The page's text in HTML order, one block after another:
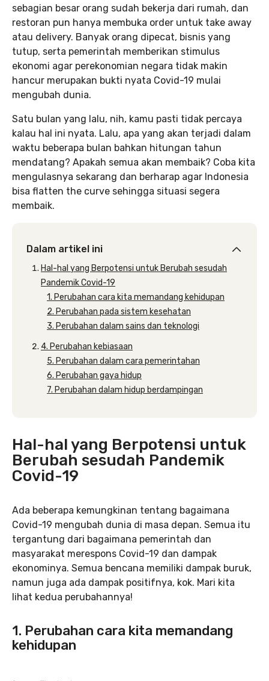
sebagian besar orang sudah bekerja dari rumah, dan
restoran pun hanya membuka order untuk take away
atau delivery. Banyak orang dipecat, bisnis yang
tutup, serta pemerintah memberikan stimulus
ekonomi agar perekonomian negara tidak makin
hancur merupakan bukti nyata Covid-19 mulai
mengubah dunia.
Satu bulan yang lalu, nih, kamu pasti tidak percaya
kalau hal ini nyata. Lalu, apa yang akan terjadi dalam
waktu beberapa bulan bahkan hitungan tahun
mendatang? Apakah semua akan membaik? Coba kita
mengulasnya sekarang dan berharap agar Indonesia
bisa flatten the curve sehingga situasi segera
membaik.
Dalam artikel ini
Hal-hal yang Berpotensi untuk Berubah sesudah
Pandemik Covid-19
1. Perubahan cara kita memandang kehidupan
2. Perubahan pada sistem kesehatan
3. Perubahan dalam sains dan teknologi
4. Perubahan kebiasaan
5. Perubahan dalam cara pemerintahan
6. Perubahan gaya hidup
7. Perubahan dalam hidup berdampingan
Hal-hal yang Berpotensi untuk
Berubah sesudah Pandemik
Covid-19
Ada beberapa kemungkinan tentang bagaimana
Covid-19 mengubah dunia di masa depan. Semua itu
tergantung dari bagaimana pemerintah dan
masyarakat merespons Covid-19 dan dampak
ekonominya. Semua bencana memiliki dampak buruk,
namun juga ada dampak positifnya, kok. Mari kita
lihat kedua perubahannya!
1. Perubahan cara kita memandang
kehidupan